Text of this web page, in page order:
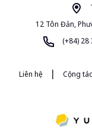
12 Tôn Đản,
(+84)
Liên hệ
| Cộng